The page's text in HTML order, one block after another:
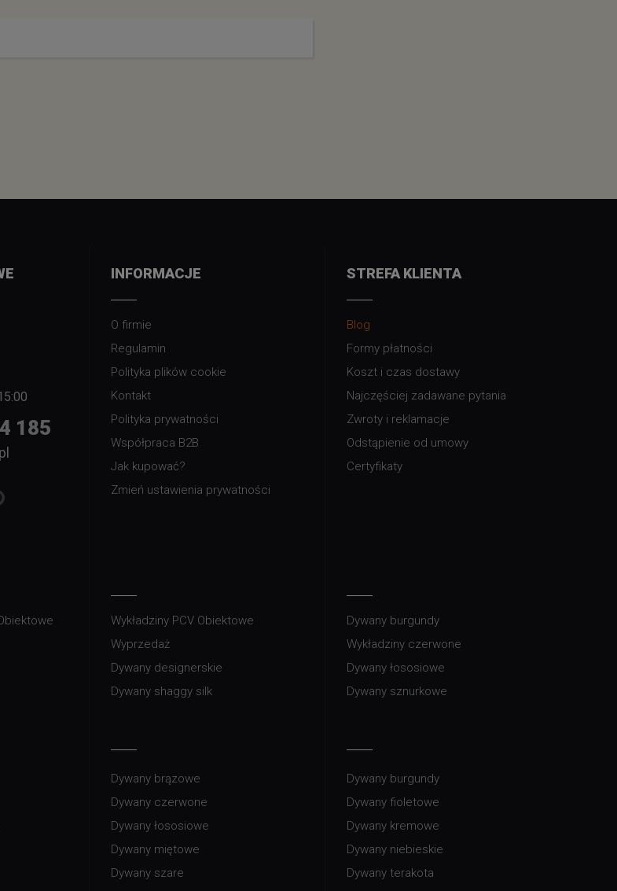
185
INFORMACJE
O firmie
Regulamin
Polityka plików cookie
Kontakt
Polityka prywatności
Współpraca B2B
Jak kupować?
Zmień ustawienia prywatności
STREFA KLIENTA
Blog
Formy płatności
Koszt i czas dostawy
Najczęściej zadawane pytania
Zwroty i reklamacje
Odstąpienie od umowy
Certyfikaty
Wykładziny PCV Obiektowe
Wyprzedaż
Dywany designerskie
Dywany shaggy silk
Dywany burgundy
Wykładziny czerwone
Dywany łososiowe
Dywany sznurkowe
Dywany brązowe
Dywany czerwone
Dywany łososiowe
Dywany miętowe
Dywany szare
Dywany burgundy
Dywany fioletowe
Dywany kremowe
Dywany niebieskie
Dywany terakota